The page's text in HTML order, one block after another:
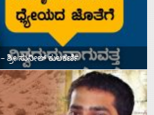
ಶ್ರೀ ಸುನೀಲ್‌ ಕುಲಕರ್ಣಿ